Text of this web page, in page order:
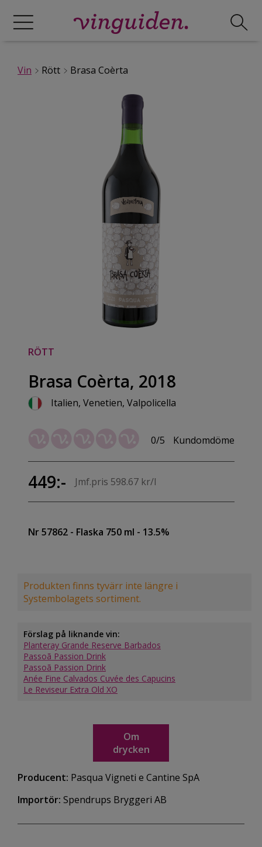
Vin Rött Brasa Coèrta
RÖTT
Brasa Coèrta, 2018
Italien, Venetien, Valpolicella
0/5 Kundomdöme
449:- Jmf.pris 598.67 kr/l
Nr 57862 - Flaska 750 ml - 13.5%
Produkten finns tyvärr inte längre i
Systembolagets sortiment.
Förslag på liknande vin:
Planteray Grande Reserve Barbados
Passoã Passion Drink
Passoã Passion Drink
Anée Fine Calvados Cuvée des Capucins
Le Reviseur Extra Old XO
Om
drycken
Producent: Pasqua Vigneti e Cantine SpA
Importör: Spendrups Bryggeri AB